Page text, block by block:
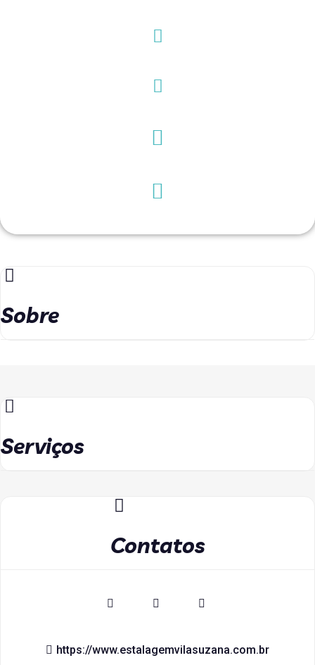
Sobre
Serviços
Contatos
https://www.estalagemvilasuzana.com.br